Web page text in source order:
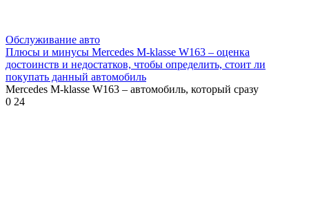
Обслуживание авто
Плюсы и минусы Mercedes M-klasse W163 – оценка
достоинств и недостатков, чтобы определить, стоит ли
покупать данный автомобиль
Mercedes M-klasse W163 – автомобиль, который сразу
0 24